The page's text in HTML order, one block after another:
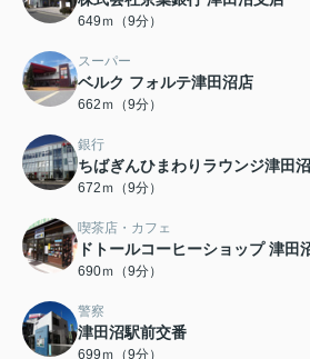
649ｍ（9分）
スーパー
ベルク フォルテ津田沼店
662ｍ（9分）
銀行
ちばぎんひまわりラウンジ津田沼
672ｍ（9分）
喫茶店・カフェ
ドトールコーヒーショップ 津田
690ｍ（9分）
警察
津田沼駅前交番
699ｍ（9分）